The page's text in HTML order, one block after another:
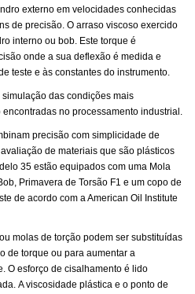
externo em velocidades conhecidas
de precisão. O arraso viscoso exercido
interno ou bob. Este torque é
onde a sua deflexão é medida e
teste e às constantes do instrumento.
das condições mais
no processamento industrial.
precisão com simplicidade de
de materiais que são plásticos
35 estão equipados com uma Mola
Primavera de Torsão F1 e um copo de
de acordo com a American Oil Institute
molas de torção podem ser substituídas
de torque ou para aumentar a
O esforço de cisalhamento é lido
A viscosidade plástica e o ponto de